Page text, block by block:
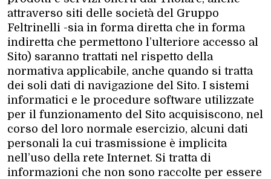
attraverso siti delle società del Gruppo
Feltrinelli -sia in forma diretta che in forma
indiretta che permettono l’ulteriore accesso al
Sito) saranno trattati nel rispetto della
normativa applicabile, anche quando si tratta
dei soli dati di navigazione del Sito. I sistemi
informatici e le procedure software utilizzate
per il funzionamento del Sito acquisiscono, nel
corso del loro normale esercizio, alcuni dati
personali la cui trasmissione è implicita
nell’uso della rete Internet. Si tratta di
informazioni che non sono raccolte per essere